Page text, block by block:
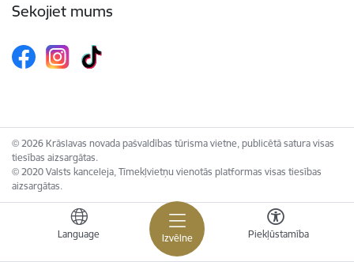
Izvēlne
Language Piekļūstamība
Sekojiet mums
© 2026 Krāslavas novada pašvaldības tūrisma vietne, publicētā satura visas
tiesības aizsargātas.
© 2020 Valsts kanceleja, Tīmekļvietņu vienotās platformas visas tiesības
aizsargātas.